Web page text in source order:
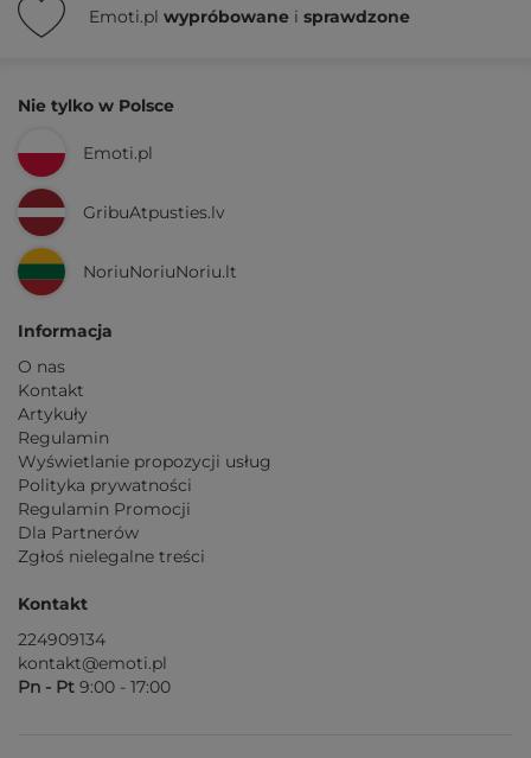
Emoti.pl wypróbowane i sprawdzone
Nie tylko w Polsce
Emoti.pl
GribuAtpusties.lv
NoriuNoriuNoriu.lt
Informacja
O nas
Kontakt
Artykuły
Regulamin
Wyświetlanie propozycji usług
Polityka prywatności
Regulamin Promocji
Dla Partnerów
Zgłoś nielegalne treści
Kontakt
224909134
kontakt@emoti.pl
Pn - Pt 9:00 - 17:00